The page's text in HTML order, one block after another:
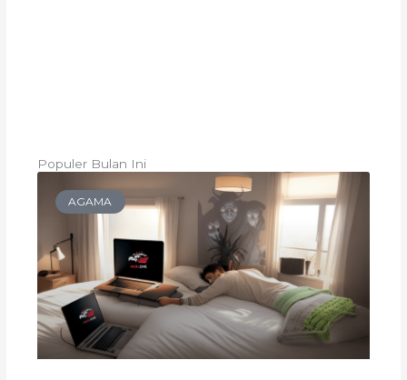
Populer Bulan Ini
AGAMA